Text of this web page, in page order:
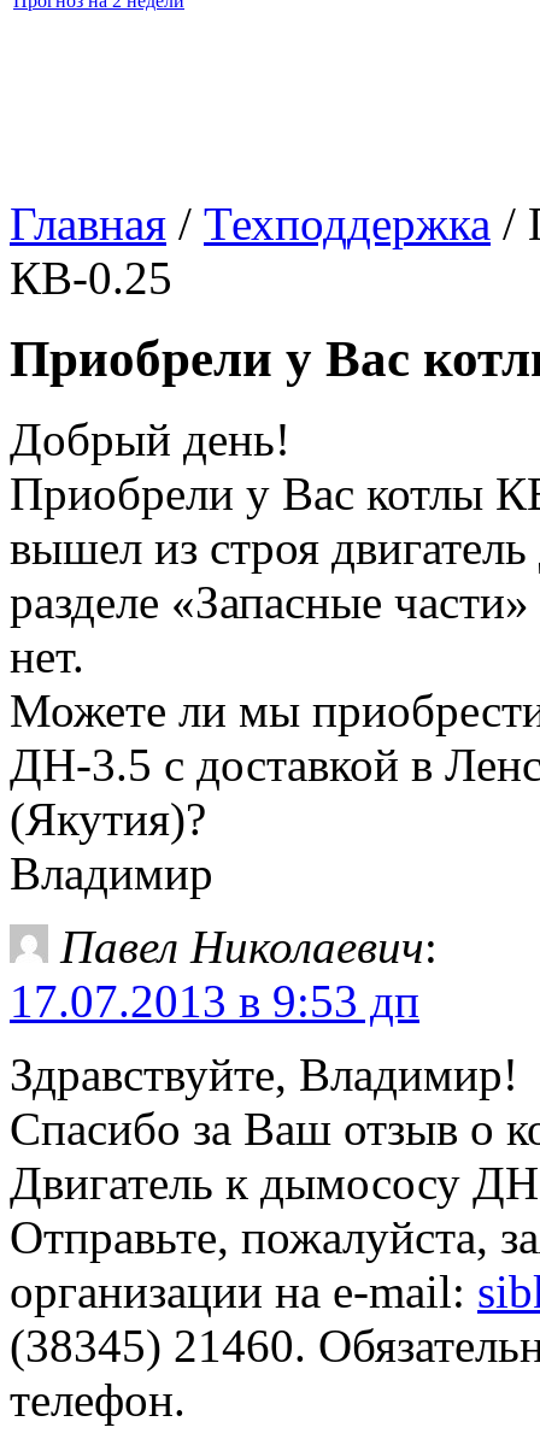
Главная / Техподдержка /
КВ-0.25
Приобрели у Вас
Добрый день!
Приобрели у Вас котлы
вышел из строя
разделе «Запасные
нет.
Можете ли мы
ДН-3.5 с доставкой в
(Якутия)?
Владимир
Павел Николаевич:
17.07.2013 в 9:53 дп
Здравствуйте, Владимир!
Спасибо за Ваш отзыв о
Двигатель к дымососу
Отправьте, пожалуйста,
организации на е-mail:
(38345) 21460.
телефон.